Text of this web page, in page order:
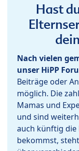
Hast
Nach vielen
unser HiPP
Beiträge oder
möglich. Die
Mamas und
und sind
auch künftig
bekommst,